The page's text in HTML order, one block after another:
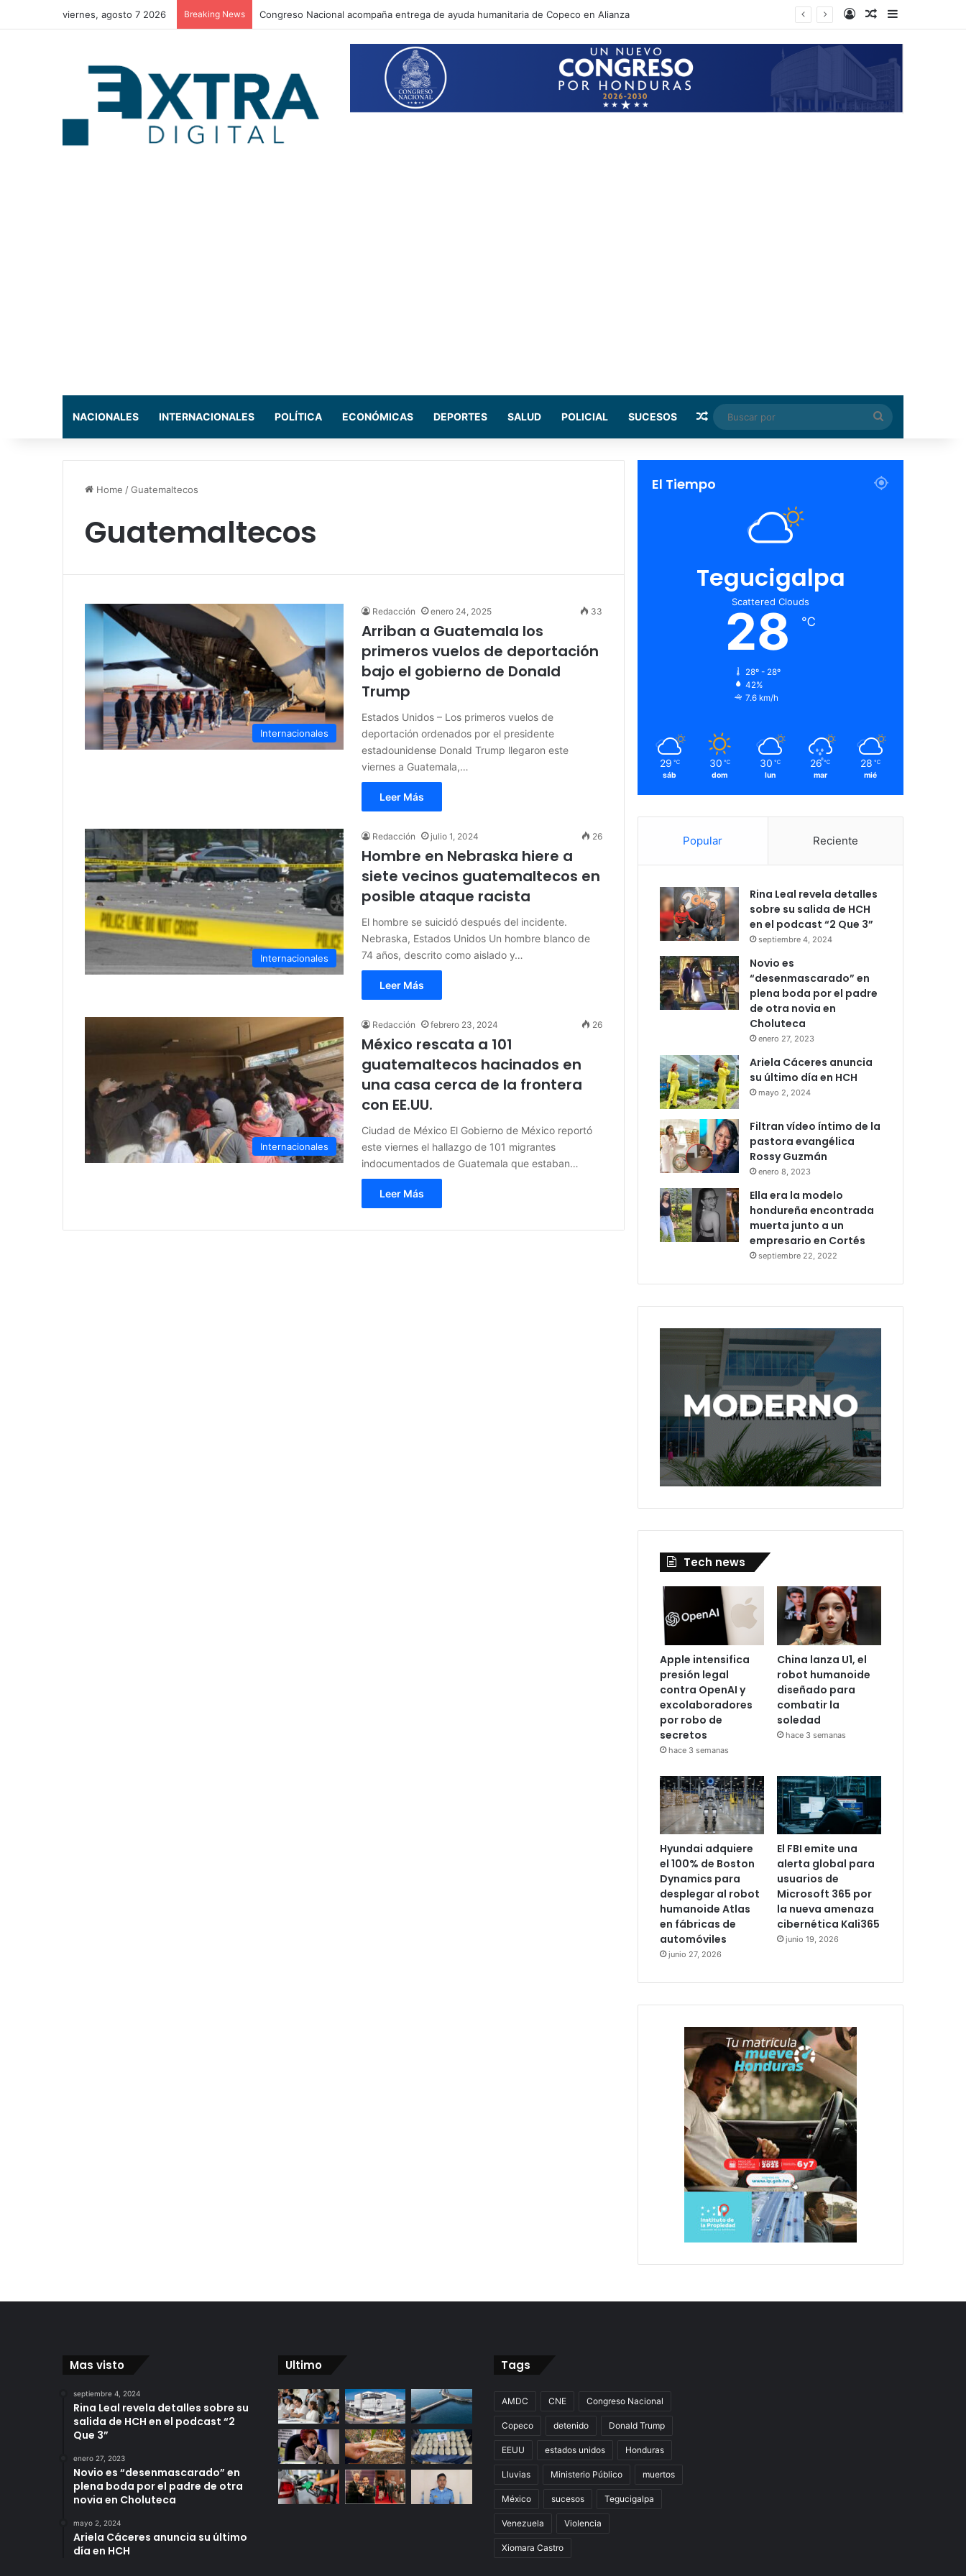
viernes, agosto 7 2026 Breaking News CNBS investigará a famosos influencers por supuesta vinculación a estructuras de lavado de activos Log InRandom Article
NACIONALES INTERNACIONALES POLÍTICA ECONÓMICAS DEPORTES SALUD POLICIAL SUCESOS Random Article
Buscar
por
Home /Guatemaltecos
Guatemaltecos
Internacionales
Redacción enero 24, 2025 33
Arriban a Guatemala los
primeros vuelos de deportación
bajo el gobierno de Donald
Trump
Estados Unidos – Los primeros vuelos de
deportación ordenados por el presidente
estadounidense Donald Trump llegaron este
viernes a Guatemala,…
Leer Más
Internacionales
Redacción julio 1, 2024 26
Hombre en Nebraska hiere a
siete vecinos guatemaltecos en
posible ataque racista
El hombre se suicidó después del incidente.
Nebraska, Estados Unidos Un hombre blanco de
74 años, descrito como aislado y…
Leer Más
Internacionales
Redacción febrero 23, 2024 26
México rescata a 101
guatemaltecos hacinados en
una casa cerca de la frontera
con EE.UU.
Ciudad de México El Gobierno de México reportó
este viernes el hallazgo de 101 migrantes
indocumentados de Guatemala que estaban…
Leer Más
El Tiempo
Tegucigalpa
Scattered Clouds
28 ℃
28º - 28º
42%
7.6 km/h
29 ℃
sáb
30 ℃
dom
30 ℃
lun
26 ℃
mar
28 ℃
mié
Popular Reciente
Rina Leal revela detalles
sobre su salida de HCH
en el podcast “2 Que 3”
septiembre 4, 2024
Novio es
“desenmascarado” en
plena boda por el padre
de otra novia en
Choluteca
enero 27, 2023
Ariela Cáceres anuncia
su último día en HCH
mayo 2, 2024
Filtran vídeo íntimo de la
pastora evangélica
Rossy Guzmán
enero 8, 2023
Ella era la modelo
hondureña encontrada
muerta junto a un
empresario en Cortés
septiembre 22, 2022
Tech news
Apple intensifica
presión legal
contra OpenAI y
excolaboradores
por robo de
secretos
hace 3 semanas
China lanza U1, el
robot humanoide
diseñado para
combatir la
soledad
hace 3 semanas
Hyundai adquiere
el 100% de Boston
Dynamics para
desplegar al robot
humanoide Atlas
en fábricas de
automóviles
junio 27, 2026
El FBI emite una
alerta global para
usuarios de
Microsoft 365 por
la nueva amenaza
cibernética Kali365
junio 19, 2026
Mas visto
septiembre 4, 2024
Rina Leal revela detalles sobre su
salida de HCH en el podcast “2
Que 3”
enero 27, 2023
Novio es “desenmascarado” en
plena boda por el padre de otra
novia en Choluteca
mayo 2, 2024
Ariela Cáceres anuncia su último
día en HCH
Ultimo Tags
AMDC CNE Congreso Nacional
Copeco detenido Donald Trump
EEUU estados unidos Honduras
Lluvias Ministerio Público muertos
México sucesos Tegucigalpa
Venezuela Violencia
Xiomara Castro